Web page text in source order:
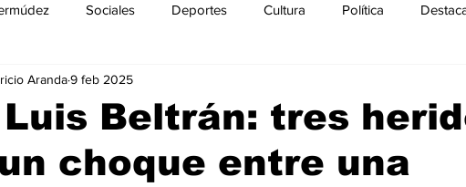
Sociales Deportes Cultura Política
San Lorenzo
Departamento San Lorenzo Pujato Turismo Economía
Luis Beltrán: tres
choque entre una
Aranda9 feb 2025